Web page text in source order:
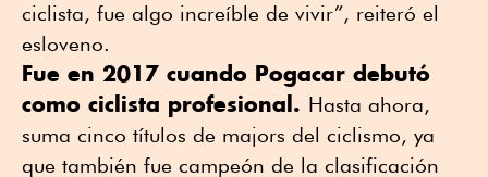
ciclista, fue algo increíble de vivir”, reiteró el
esloveno.
Fue en 2017 cuando Pogacar debutó
como ciclista profesional. Hasta ahora,
suma cinco títulos de majors del ciclismo, ya
que también fue campeón de la clasificación